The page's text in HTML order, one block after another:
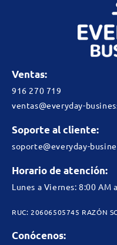
Ventas:
916 270 719
ventas@everyday-
Soporte al cliente:
soporte@everyday-
Horario de atención:
Lunes a Viernes: 8:00 AM
RUC: 20606505745 RAZÓN
Conócenos: